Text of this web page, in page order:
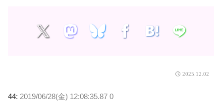
2025.12.02
44: 2019/06/28(金) 12:08:35.87 0